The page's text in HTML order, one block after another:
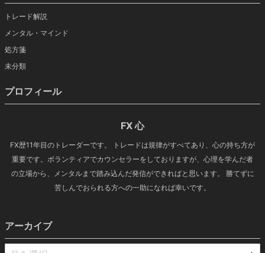
トレード解説
メンタル・マインド
処方箋
未分類
プロフィール
FX 心
FX歴11年目のトレーダーです。 トレードは規律がすべてあり、心の持ち方が
重要です。ボランティアでカウンセラーをしておりますが、心理を学んだ者
の立場から、メンタルまで踏み込んだ発信ができればと思います。 勝てずに
苦しんでおられる方への一助になれば幸いです。
アーカイブ